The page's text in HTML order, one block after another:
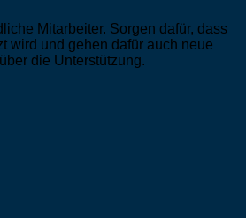
Mitarbeiter. Sorgen dafür, dass
wird und gehen dafür auch neue
die Unterstützung.